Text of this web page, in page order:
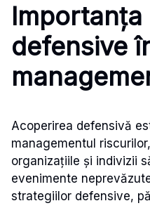
defensive
Acoperirea defensivă
managementul
organizațiile și indivizii
evenimente
strategiilor defensive,